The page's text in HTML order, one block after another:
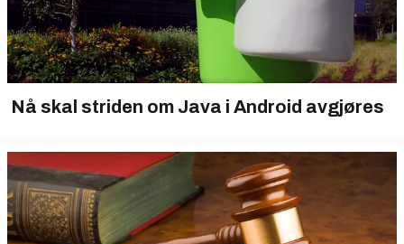
Nå skal striden om Java i Android avgjøres